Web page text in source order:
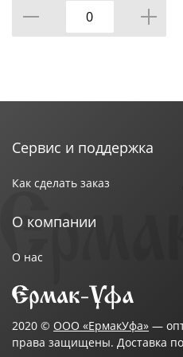
Сервис и поддержка
Как сделать заказ
О компании
О нас
2020 © ООО «ЕрмакУфа» —
права защищены. Доставка